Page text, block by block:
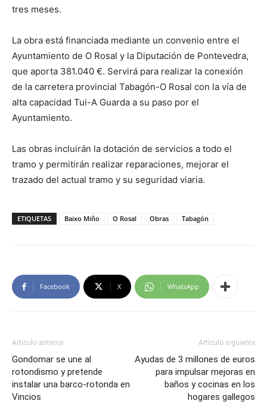
tres meses.
La obra está financiada mediante un convenio entre el
Ayuntamiento de O Rosal y la Diputación de Pontevedra,
que aporta 381.040 €. Servirá para realizar la conexión
de la carretera provincial Tabagón-O Rosal con la vía de
alta capacidad Tui-A Guarda a su paso por el
Ayuntamiento.
Las obras incluirán la dotación de servicios a todo el
tramo y permitirán realizar reparaciones, mejorar el
trazado del actual tramo y su seguridad viaria.
ETIQUETAS Baixo Miño O Rosal Obras Tabagón
Facebook X WhatsApp
Artículo anterior
Gondomar se une al
rotondismo y pretende
instalar una barco-rotonda en
Vincios
Artículo siguiente
Ayudas de 3 millones de euros
para impulsar mejoras en
baños y cocinas en los
hogares gallegos